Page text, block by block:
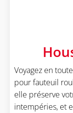
Voyagez en
pour fauteuil
elle préserve
intempéries, et